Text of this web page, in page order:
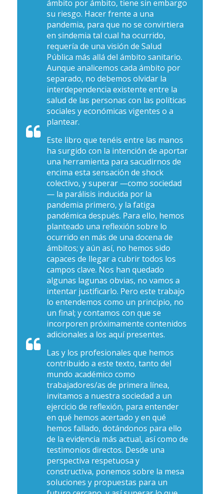
ámbito por ámbito, tiene sin embargo
su riesgo. Hacer frente a una
pandemia, para que no se convirtiera
en sindemia tal cual ha ocurrido,
requería de una visión de Salud
Pública más allá del ámbito sanitario.
Aunque analicemos cada ámbito por
separado, no debemos olvidar la
interdependencia existente entre la
salud de las personas con las políticas
sociales y económicas vigentes o a
plantear.
Este libro que tenéis entre las manos
ha surgido con la intención de aportar
una herramienta para sacudirnos de
encima esta sensación de shock
colectivo, y superar —como sociedad
— la parálisis inducida por la
pandemia primero, y la fatiga
pandémica después. Para ello, hemos
planteado una reflexión sobre lo
ocurrido en más de una docena de
ámbitos; y aún así, no hemos sido
capaces de llegar a cubrir todos los
campos clave. Nos han quedado
algunas lagunas obvias, no vamos a
intentar justificarlo. Pero este trabajo
lo entendemos como un principio, no
un final; y contamos con que se
incorporen próximamente contenidos
adicionales a los aquí presentes.
Las y los profesionales que hemos
contribuido a este texto, tanto del
mundo académico como
trabajadores/as de primera línea,
invitamos a nuestra sociedad a un
ejercicio de reflexión, para entender
en qué hemos acertado y en qué
hemos fallado, dotándonos para ello
de la evidencia más actual, así como de
testimonios directos. Desde una
perspectiva respetuosa y
constructiva, ponemos sobre la mesa
soluciones y propuestas para un